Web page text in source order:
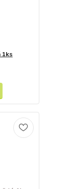
1ks